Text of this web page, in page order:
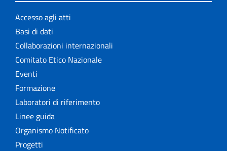
Accesso agli atti
Basi di dati
Collaborazioni internazionali
Comitato Etico Nazionale
Eventi
Formazione
Laboratori di riferimento
Linee guida
Organismo Notificato
Progetti